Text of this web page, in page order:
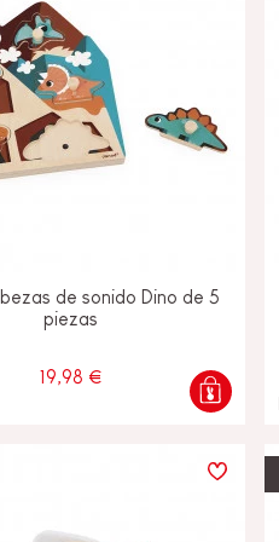
de sonido Dino de 5
piezas
19,98 €